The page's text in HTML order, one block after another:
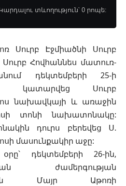
տևողություն՝ 0 րոպե:
Սուրբ Էջմիածնի Սուրբ
Հովհաննես մատուռ-
դեկտեմբերի 25-ի
կատարվեց Սուրբ
նախավկայի և առաջին
տոնի նախատոնակը:
դուրս բերեվեց Ս.
մասունքակիր աջը:
դեկտեմբերի 26-ին,
ժամերգության
Մայր Աթոռի